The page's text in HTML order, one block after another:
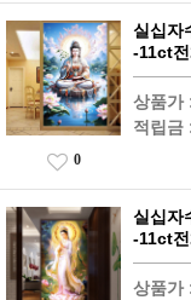
실십자
-11ct
상품가
적립금
0
실십자
-11ct
상품가